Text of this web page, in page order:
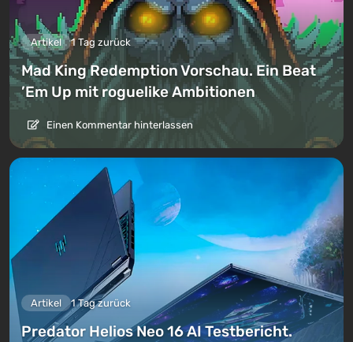
Artikel 1 Tag zurück
Mad King Redemption Vorschau. Ein Beat
’Em Up mit roguelike Ambitionen
Einen Kommentar hinterlassen
Artikel 1 Tag zurück
Predator Helios Neo 16 AI Testbericht.